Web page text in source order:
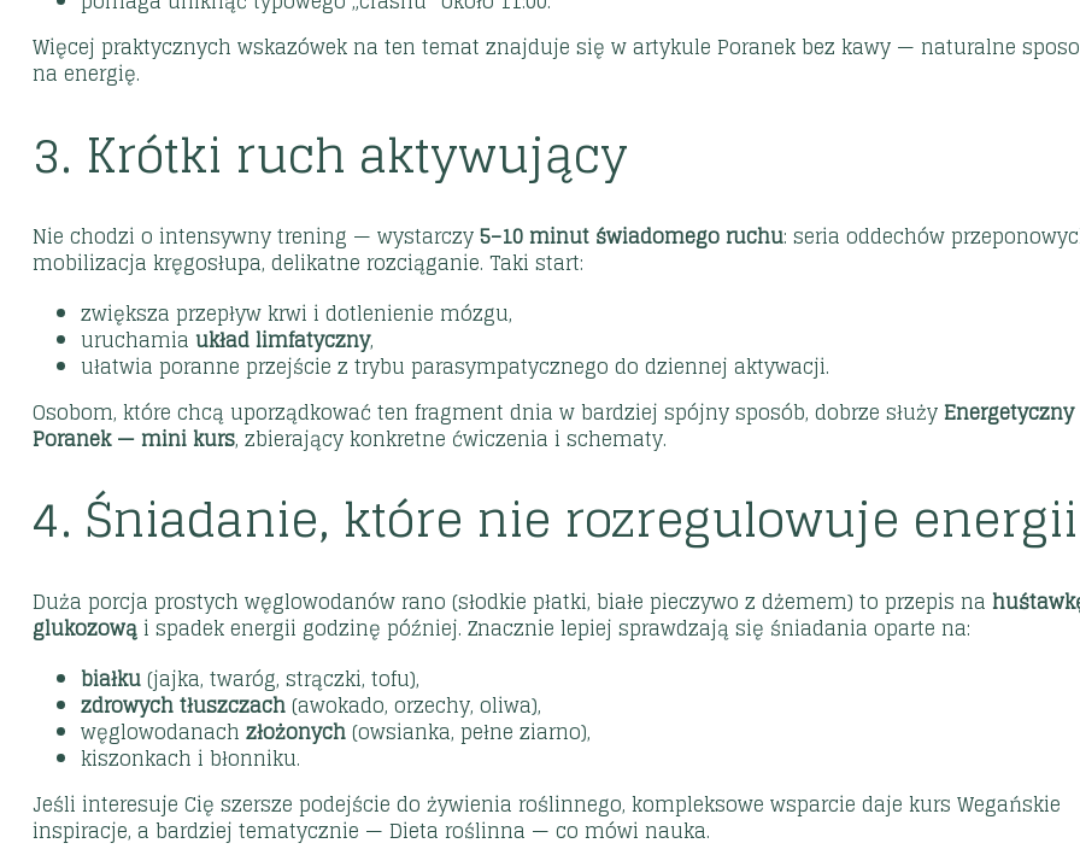
Więcej praktycznych wskazówek na ten temat znajduje się w artykule Poranek bez kawy — naturalne
na energię.
3. Krótki ruch aktywujący
Nie chodzi o intensywny trening — wystarczy5–10 minut świadomego ruchu: seria oddechów
mobilizacja kręgosłupa, delikatne rozciąganie. Taki start:
zwiększa przepływ krwi i dotlenienie mózgu,
uruchamia układ limfatyczny,
ułatwia poranne przejście z trybu parasympatycznego do dziennej aktywacji.
Osobom, które chcą uporządkować ten fragment dnia w bardziej spójny sposób, dobrze służy Energetyczny
Poranek — mini kurs, zbierający konkretne ćwiczenia i schematy.
4. Śniadanie, które nie rozregulowuje energii
Duża porcja prostych węglowodanów rano (słodkie płatki, białe pieczywo z dżemem) to przepis na
glukozową i spadek energii godzinę później. Znacznie lepiej sprawdzają się śniadania oparte na:
białku(jajka, twaróg, strączki, tofu),
zdrowych tłuszczach(awokado, orzechy, oliwa),
węglowodanach złożonych(owsianka, pełne ziarno),
kiszonkach i błonniku.
Jeśli interesuje Cię szersze podejście do żywienia roślinnego, kompleksowe wsparcie daje kurs Wegańskie
inspiracje, a bardziej tematycznie — Dieta roślinna — co mówi nauka.